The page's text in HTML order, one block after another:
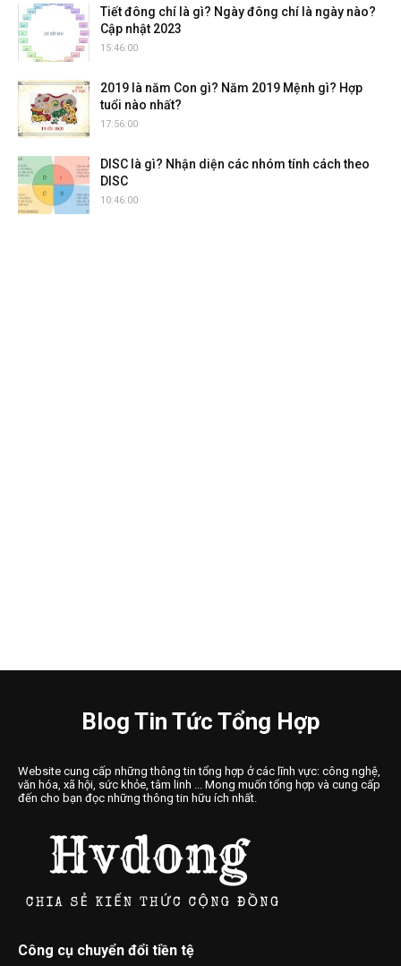
Tiết đông chí là gì? Ngày đông chí là ngày nào?
Cập nhật 2023
15:46:00
2019 là năm Con gì? Năm 2019 Mệnh gì? Hợp
tuổi nào nhất?
17:56:00
DISC là gì? Nhận diện các nhóm tính cách theo
DISC
10:46:00
Blog Tin Tức Tổng Hợp
Website cung cấp những thông tin tổng hợp ở các lĩnh vực: công nghệ,
văn hóa, xã hội, sức khỏe, tâm linh ... Mong muốn tổng hợp và cung cấp
đến cho bạn đọc những thông tin hữu ích nhất.
Công cụ chuyển đổi tiền tệ